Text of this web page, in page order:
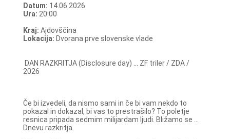
Datum: 14.06.2026
Ura: 20:00
Kraj: Ajdovščina
Lokacija: Dvorana prve slovenske vlade
DAN RAZKRITJA (Disclosure day) ... ZF triler / ZDA /
2026
Če bi izvedeli, da nismo sami in če bi vam nekdo to
pokazal in dokazal, bi vas to prestrašilo? To poletje
resnica pripada sedmim milijardam ljudi. Bližamo se ...
Dnevu razkritja.